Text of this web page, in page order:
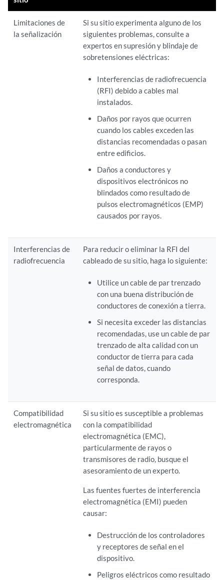
Limitaciones de
la señalización
Si su sitio experimenta alguno de los
siguientes problemas, consulte a
expertos en supresión y blindaje de
sobretensiones eléctricas:
Interferencias de radiofrecuencia
(RFI) debido a cables mal
instalados.
Daños por rayos que ocurren
cuando los cables exceden las
distancias recomendadas o pasan
entre edificios.
Daños a conductores y
dispositivos electrónicos no
blindados como resultado de
pulsos electromagnéticos (EMP)
causados por rayos.
Interferencias de
radiofrecuencia
Para reducir o eliminar la RFI del
cableado de su sitio, haga lo siguiente:
Utilice un cable de par trenzado
con una buena distribución de
conductores de conexión a tierra.
Si necesita exceder las distancias
recomendadas, use un cable de par
trenzado de alta calidad con un
conductor de tierra para cada
señal de datos, cuando
corresponda.
Compatibilidad
electromagnética
Si su sitio es susceptible a problemas
con la compatibilidad
electromagnética (EMC),
particularmente de rayos o
transmisores de radio, busque el
asesoramiento de un experto.
Las fuentes fuertes de interferencia
electromagnética (EMI) pueden
causar:
Destrucción de los controladores
y receptores de señal en el
dispositivo.
Peligros eléctricos como resultado